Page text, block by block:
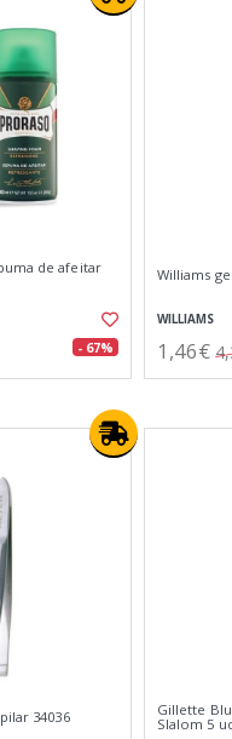
de afeitar
- 67%
Williams
WILLIAMS
1,46€
34036
Gillette
Slalom 5